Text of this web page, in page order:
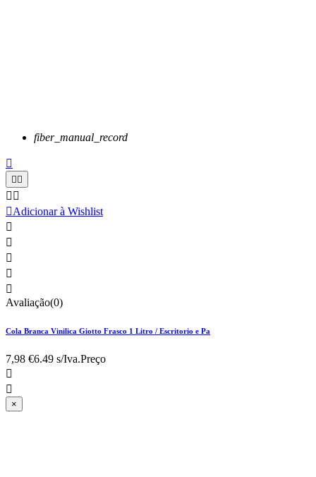
fiber_manual_record


 
Adicionar à Wishlist





Avaliação(0)
Cola Branca Vinilica Giotto Frasco 1 Litro / Escritorio e Pa
7,98 €6.49 s/Iva.Preço


×